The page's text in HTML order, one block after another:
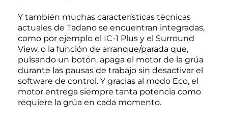
Y también muchas características técnicas
actuales de Tadano se encuentran integradas,
como por ejemplo el IC-1 Plus y el Surround
View, o la función de arranque/parada que,
pulsando un botón, apaga el motor de la grúa
durante las pausas de trabajo sin desactivar el
software de control. Y gracias al modo Eco, el
motor entrega siempre tanta potencia como
requiere la grúa en cada momento.